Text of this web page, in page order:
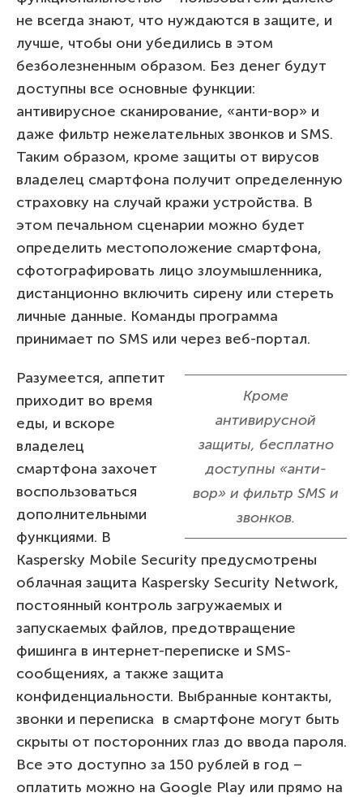
не всегда знают, что нуждаются в защите, и
лучше, чтобы они убедились в этом
безболезненным образом. Без денег будут
доступны все основные функции:
антивирусное сканирование, «анти-вор» и
даже фильтр нежелательных звонков и SMS.
Таким образом, кроме защиты от вирусов
владелец смартфона получит определенную
страховку на случай кражи устройства. В
этом печальном сценарии можно будет
определить местоположение смартфона,
сфотографировать лицо злоумышленника,
дистанционно включить сирену или стереть
личные данные. Команды программа
принимает по SMS или через веб-портал.
Кроме
антивирусной
защиты, бесплатно
доступны «анти-
вор» и фильтр SMS и
звонков.
Разумеется, аппетит
приходит во время
еды, и вскоре
владелец
смартфона захочет
воспользоваться
дополнительными
функциями. В
Kaspersky Mobile Security предусмотрены
облачная защита Kaspersky Security Network,
постоянный контроль загружаемых и
запускаемых файлов, предотвращение
фишинга в интернет-переписке и SMS-
сообщениях, а также защита
конфиденциальности. Выбранные контакты,
звонки и переписка в смартфоне могут быть
скрыты от посторонних глаз до ввода пароля.
Все это доступно за 150 рублей в год –
оплатить можно на Google Play или прямо на